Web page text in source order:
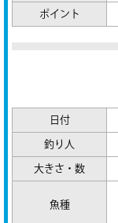
ポイント
日付
釣り人
大きさ・数
魚種